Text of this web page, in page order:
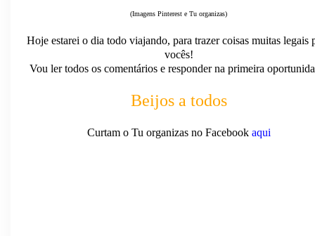
(Imagens Pinterest e Tu organizas)
Hoje estarei o dia todo viajando, para trazer coisas muitas legais
vocês!
Vou ler todos os comentários e responder na primeira
Beijos a todos
Curtam o Tu organizas no Facebook aqui